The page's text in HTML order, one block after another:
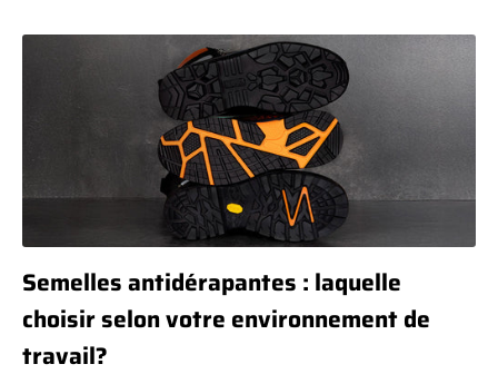
Semelles antidérapantes : laquelle
choisir selon votre environnement de
travail?